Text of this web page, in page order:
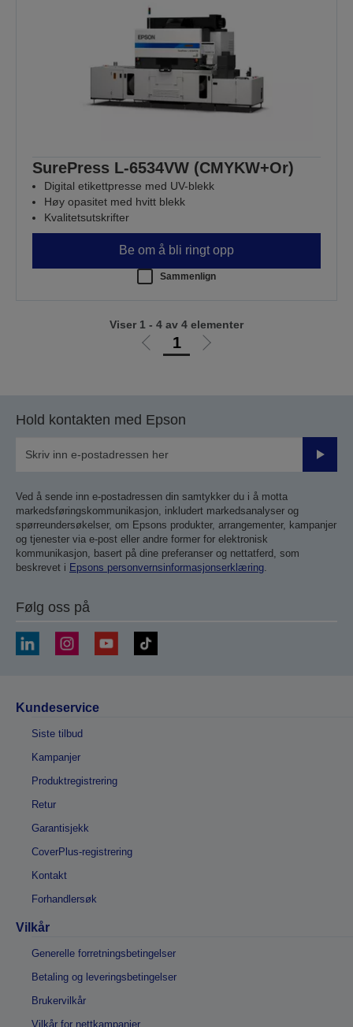
SurePress L-6534VW (CMYKW+Or)
Digital etikettpresse med UV-blekk
Høy opasitet med hvitt blekk
Kvalitetsutskrifter
Be om å bli ringt opp
Sammenlign
Gå
1
Gå
Viser 1 - 4 av 4 elementer
Hold kontakten med Epson
Send
Ved å sende inn e-postadressen din samtykker du i å motta
markedsføringskommunikasjon, inkludert markedsanalyser og
spørreundersøkelser, om Epsons produkter, arrangementer, kampanjer
og tjenester via e-post eller andre former for elektronisk
kommunikasjon, basert på dine preferanser og nettatferd, som
beskrevet i Epsons personvernsinformasjonserklæring
Følg oss på
Kundeservice
Siste tilbud
Kampanjer
Produktregistrering
Retur
Garantisjekk
CoverPlus-registrering
Kontakt
Forhandlersøk
Vilkår
Generelle forretningsbetingelser
Betaling og leveringsbetingelser
Brukervilkår
Vilkår for nettkampanjer